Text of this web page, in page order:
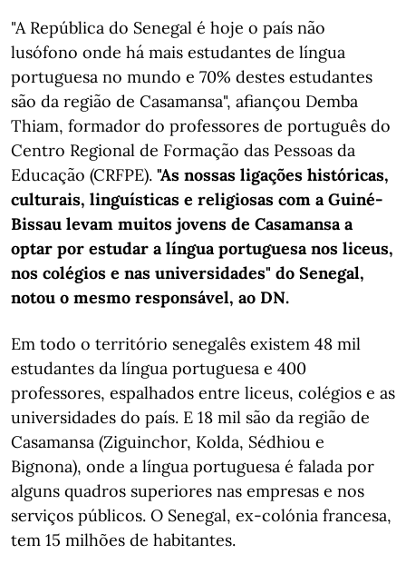
"A República do Senegal é hoje o país não
lusófono onde há mais estudantes de língua
portuguesa no mundo e 70% destes estudantes
são da região de Casamansa", afiançou Demba
Thiam, formador do professores de português do
Centro Regional de Formação das Pessoas da
Educação (CRFPE). "As nossas ligações históricas,
culturais, linguísticas e religiosas com a Guiné-
Bissau levam muitos jovens de Casamansa a
optar por estudar a língua portuguesa nos liceus,
nos colégios e nas universidades" do Senegal,
notou o mesmo responsável, ao DN.
Em todo o território senegalês existem 48 mil
estudantes da língua portuguesa e 400
professores, espalhados entre liceus, colégios e as
universidades do país. E 18 mil são da região de
Casamansa (Ziguinchor, Kolda, Sédhiou e
Bignona), onde a língua portuguesa é falada por
alguns quadros superiores nas empresas e nos
serviços públicos. O Senegal, ex-colónia francesa,
tem 15 milhões de habitantes.